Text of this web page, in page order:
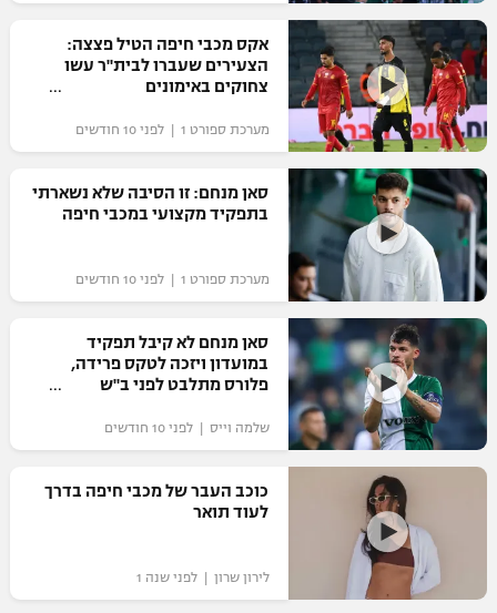
רשיון להקרנה פומבית לבית עסק
הצטרפות לחבילת הערוצים
לוח דרושים – ג'ובנט
תגיות
המגזין
אקס מכבי חיפה הטיל פצצה:
הצעירים שעברו לבית"ר עשו
צחוקים באימונים
מערכת ספורט 1 | לפני 10 חודשים
סאן מנחם: זו הסיבה שלא נשארתי
בתפקיד מקצועי במכבי חיפה
מערכת ספורט 1 | לפני 10 חודשים
סאן מנחם לא קיבל תפקיד
במועדון ויזכה לטקס פרידה,
פלורס מתלבט לפני ב"ש
שלמה וייס | לפני 10 חודשים
כוכב העבר של מכבי חיפה בדרך
לעוד תואר ‎
לירון שרון | לפני שנה 1